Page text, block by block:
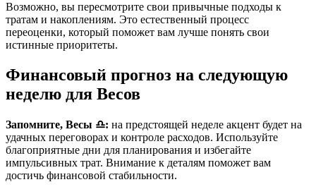
Возможно, вы пересмотрите свои привычные подходы к
тратам и накоплениям. Это естественный процесс
переоценки, который поможет вам лучше понять свои
истинные приоритеты.
Финансовый прогноз на следующую
неделю для Весов
Запомните, Весы ♎: на предстоящей неделе акцент будет на
удачных переговорах и контроле расходов. Используйте
благоприятные дни для планирования и избегайте
импульсивных трат. Внимание к деталям поможет вам
достичь финансовой стабильности.